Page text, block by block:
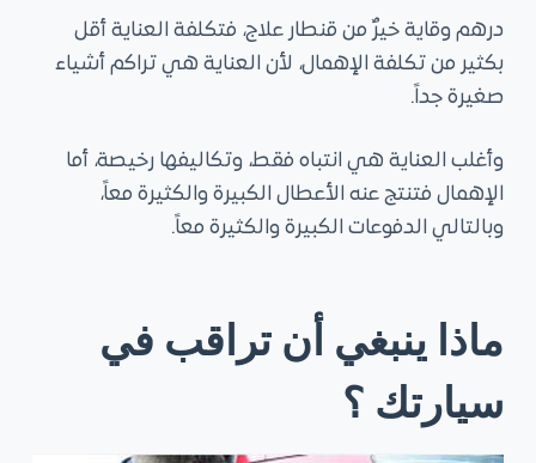
درهم وقاية خيرٌ من قنطار علاج، فتكلفة العناية أقل
بكثير من تكلفة الإهمال، لأن العناية هي تراكم أشياء
صغيرة جداً.
وأغلب العناية هي انتباه فقط، وتكاليفها رخيصة، أما
الإهمال فتنتج عنه الأعطال الكبيرة والكثيرة معاً،
وبالتالي الدفوعات الكبيرة والكثيرة معاً.
ماذا ينبغي أن تراقب في
سيارتك ؟